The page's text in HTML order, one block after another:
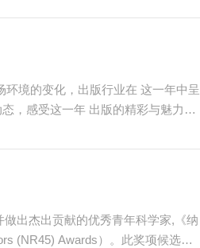
有“清华特色”、独树一帜的“非等
境的变化，出版行业在 这一年中呈
，感受这一年 出版的精彩与魅力，
的理论和逻辑，实践性凸显出版体系
出杰出贡献的优秀青年科学家,《纳
(NR45) Awards）。此奖项候选人